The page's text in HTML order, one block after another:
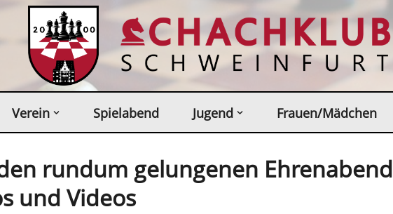
Verein Spielabend Jugend Frauen/Mädchen
rundum gelungenen Ehrenabend
und Videos